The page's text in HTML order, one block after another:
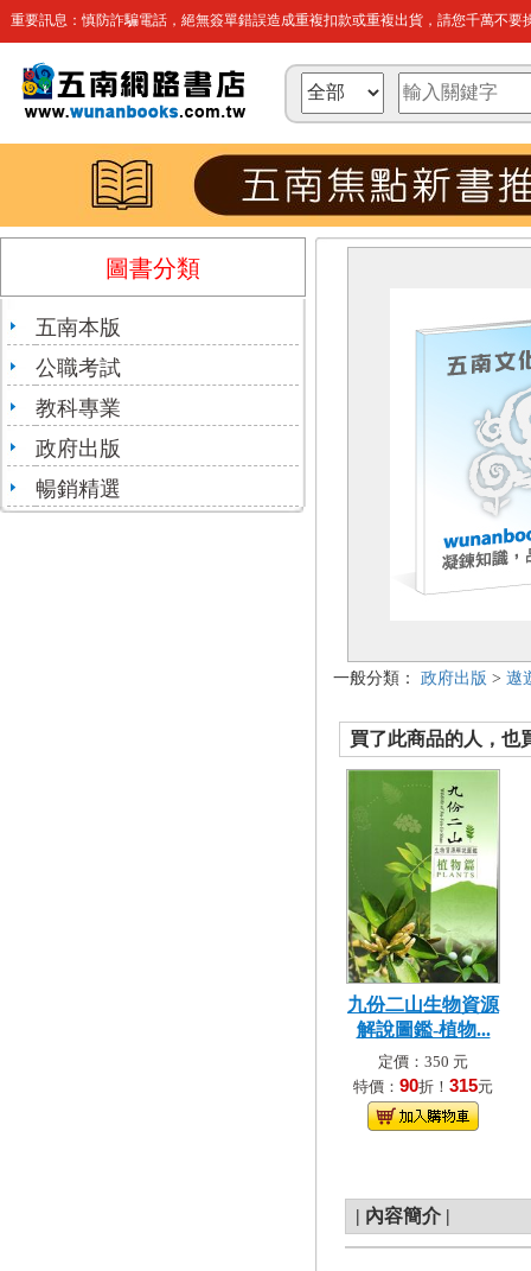
重要訊息：慎防詐騙電話，絕無簽單錯誤造成重複扣款或重複出貨，請您千萬不要
圖書分類
五南本版
公職考試
教科專業
政府出版
暢銷精選
一般分類： 政府出版 > 遨
買了此商品的人，也
九份二山生物資源
解說圖鑑-植物...
定價：350 元
特價： 90折！ 315元
| 內容簡介 |